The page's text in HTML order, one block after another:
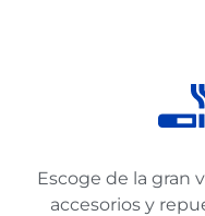
Escoge de la gran
accesorios y